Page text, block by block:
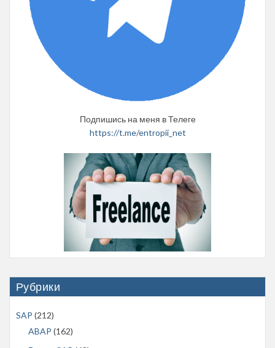
Подпишись на меня в Телеге
https://t.me/entropii_net
Рубрики
SAP (212)
ABAP (162)